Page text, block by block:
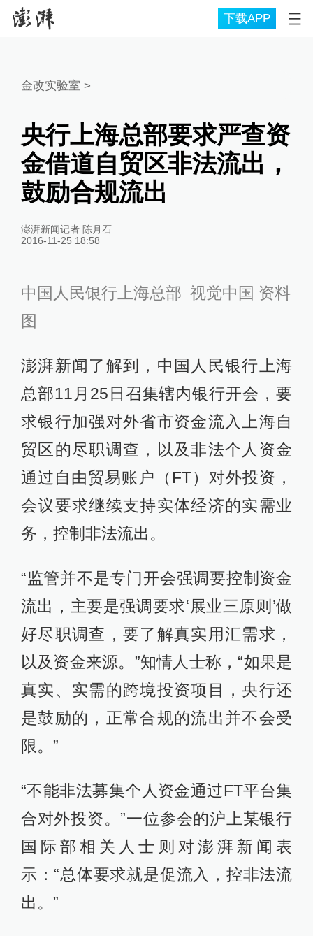
下载APP
金改实验室 >
央行上海总部要求严查资
金借道自贸区非法流出，
鼓励合规流出
澎湃新闻记者 陈月石
2016-11-25 18:58
中国人民银行上海总部 视觉中国 资料
图
澎湃新闻了解到，中国人民银行上海
总部11月25日召集辖内银行开会，要
求银行加强对外省市资金流入上海自
贸区的尽职调查，以及非法个人资金
通过自由贸易账户（FT）对外投资，
会议要求继续支持实体经济的实需业
务，控制非法流出。
“监管并不是专门开会强调要控制资金
流出，主要是强调要求‘展业三原则’做
好尽职调查，要了解真实用汇需求，
以及资金来源。”知情人士称，“如果是
真实、实需的跨境投资项目，央行还
是鼓励的，正常合规的流出并不会受
限。”
“不能非法募集个人资金通过FT平台集
合对外投资。”一位参会的沪上某银行
国际部相关人士则对澎湃新闻表
示：“总体要求就是促流入，控非法流
出。”